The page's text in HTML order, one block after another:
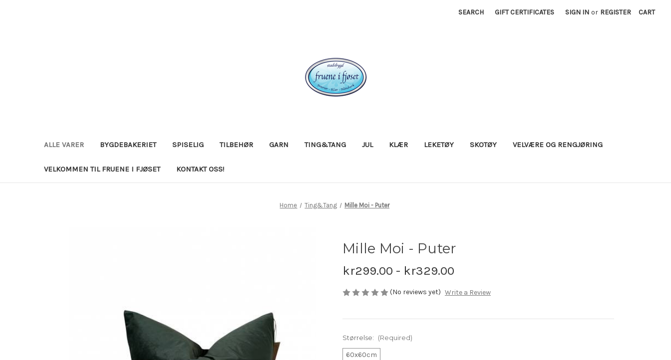
SEARCH GIFT CERTIFICATES SIGN IN or REGISTER CART
ALLE VARER BYGDEBAKERIET SPISELIG TILBEHØR GARN TING&TANG JUL KLÆR LEKETØY SKOTØY VELVÆRE OG RENGJØRING
VELKOMMEN TIL FRUENE I FJØSET KONTAKT OSS!
Home Ting&Tang Mille Moi - Puter
Mille Moi - Puter
kr299.00 - kr329.00
(No reviews yet) Write a Review
Størrelse: (Required)
60x60cm